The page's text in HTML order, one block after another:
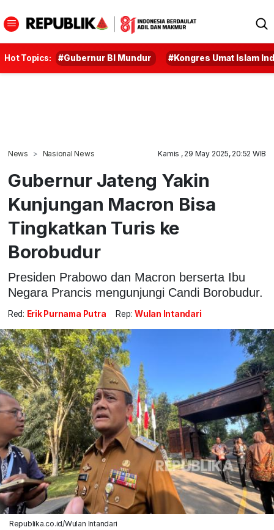
Hot Topics: #Gubernur BI Mundur #Kongres Umat Islam
News Nasional News Kamis , 29 May 2025, 20:52 WIB
Gubernur Jateng Yakin
Kunjungan Macron Bisa
Tingkatkan Turis ke
Borobudur
Presiden Prabowo dan Macron berserta Ibu
Negara Prancis mengunjungi Candi Borobudur.
Red: Erik Purnama Putra Rep: Wulan Intandari
Republika.co.id/Wulan Intandari